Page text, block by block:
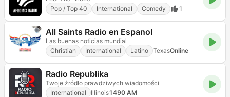
Pop / Top 40
International Comedy 1
All Saints Radio en Espanol
Las buenas noticias mundial
Christian
International Latino TexasOnline
Radio Republika
Twoje źródło prawdziwych wiadomości
International
Illinois1490 AM